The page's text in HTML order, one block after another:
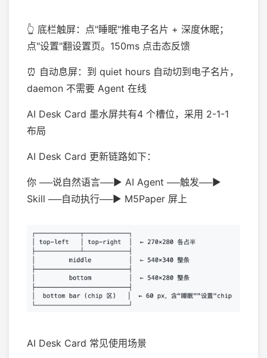
👆 底栏触屏：点"睡眠"推电子名片 + 深度休眠；
点"设置"翻设置页。150ms 点击态反馈
⏰ 自动息屏：到 quiet hours 自动切到电子名片，
daemon 不需要 Agent 在线
AI Desk Card 墨水屏共有4 个槽位，采用 2-1-1
布局
AI Desk Card 更新链路如下：
你 ──说自然语言──▶ AI Agent ──触发──▶
Skill ──自动执行──▶ M5Paper 屏上
AI Desk Card 常见使用场景